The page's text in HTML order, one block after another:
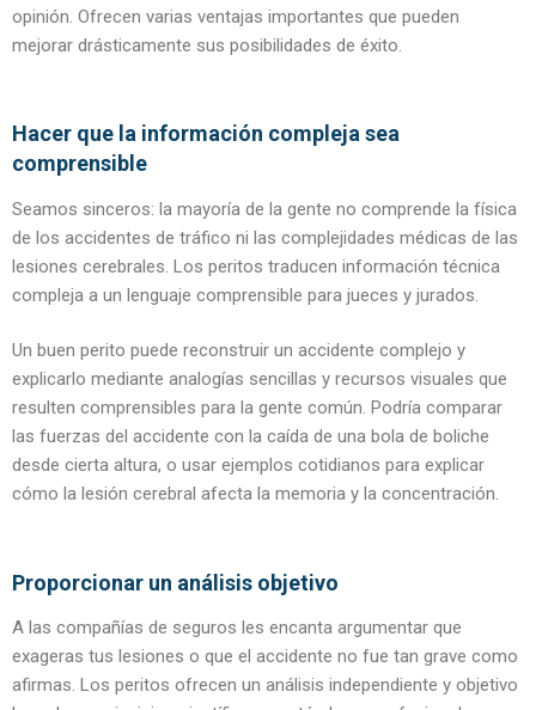
opinión. Ofrecen varias ventajas importantes que pueden
mejorar drásticamente sus posibilidades de éxito.
Hacer que la información compleja sea
comprensible
Seamos sinceros: la mayoría de la gente no comprende la física
de los accidentes de tráfico ni las complejidades médicas de las
lesiones cerebrales. Los peritos traducen información técnica
compleja a un lenguaje comprensible para jueces y jurados.
Un buen perito puede reconstruir un accidente complejo y
explicarlo mediante analogías sencillas y recursos visuales que
resulten comprensibles para la gente común. Podría comparar
las fuerzas del accidente con la caída de una bola de boliche
desde cierta altura, o usar ejemplos cotidianos para explicar
cómo la lesión cerebral afecta la memoria y la concentración.
Proporcionar un análisis objetivo
A las compañías de seguros les encanta argumentar que
exageras tus lesiones o que el accidente no fue tan grave como
afirmas. Los peritos ofrecen un análisis independiente y objetivo